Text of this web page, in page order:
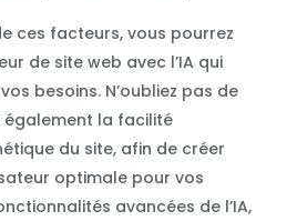
ces facteurs, vous pourrez
de site web avec l’IA qui
besoins. N’oubliez pas de
la facilité
du site, afin de créer
optimale pour vos
avancées de l’IA,